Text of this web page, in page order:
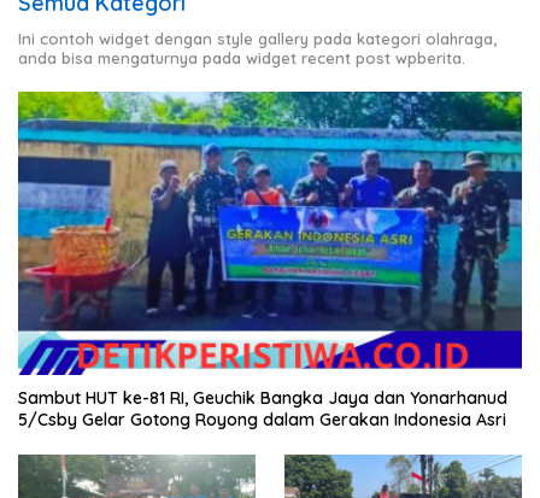
Ini contoh widget dengan style gallery pada kategori olahraga,
anda bisa mengaturnya pada widget recent post wpberita.
Sambut HUT ke-81 RI, Geuchik Bangka Jaya dan Yonarhanud
5/Csby Gelar Gotong Royong dalam Gerakan Indonesia Asri